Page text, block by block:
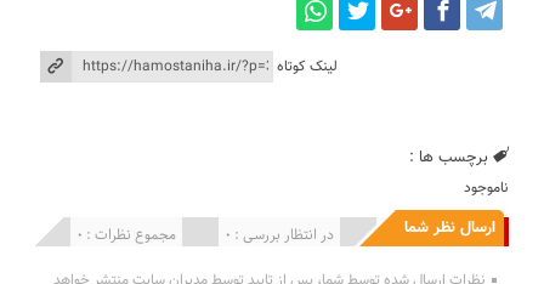
لینک کوتاه
برچسب ها :
ناموجود
ارسال نظر شما مجموع نظرات : 0 در انتظار بررسی : 0 انتشار یافته : 0